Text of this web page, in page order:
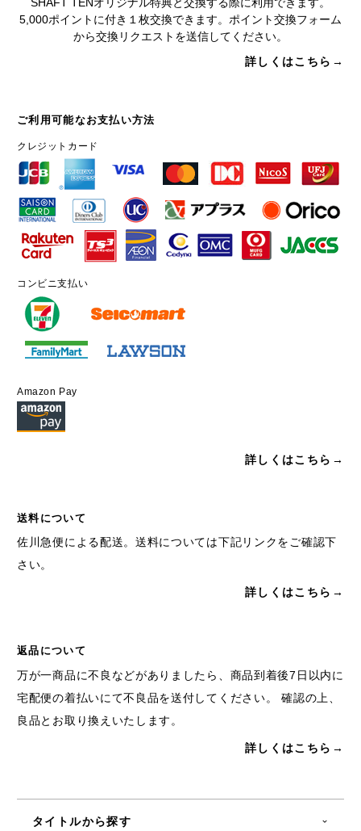
SHAFT TENオリジナル特典と交換する際に利用できます。
5,000ポイントに付き１枚交換できます。ポイント交換フォーム
から交換リクエストを送信してください。
詳しくはこちら→
ご利用可能なお支払い方法
クレジットカード
コンビニ支払い
Amazon Pay
詳しくはこちら→
送料について
佐川急便による配送。送料については下記リンクをご確認下
さい。
詳しくはこちら→
返品について
万が一商品に不良などがありましたら、商品到着後7日以内に
宅配便の着払いにて不良品を送付してください。 確認の上、
良品とお取り換えいたします。
詳しくはこちら→
タイトルから探す